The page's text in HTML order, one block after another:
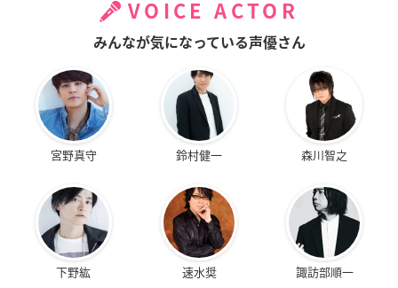
VOICE ACTOR
みんなが気になっている声優さん
宮野真守 鈴村健一 森川智之
下野紘 速水奨 諏訪部順一